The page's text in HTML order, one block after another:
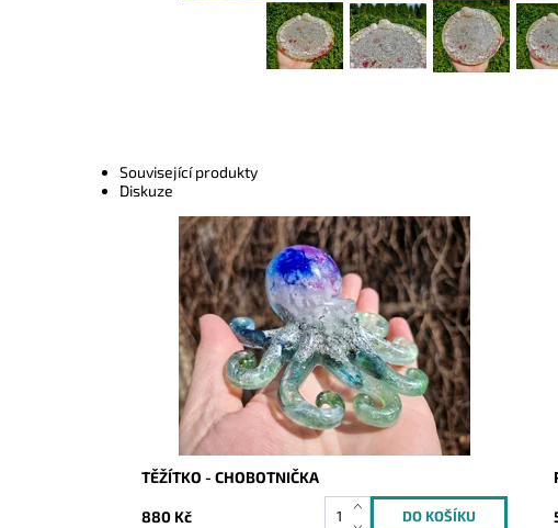
Související produkty
Diskuze
Dostupnost:
Skladem
10139
TĚŽÍTKO - CHOBOTNIČKA
880 Kč